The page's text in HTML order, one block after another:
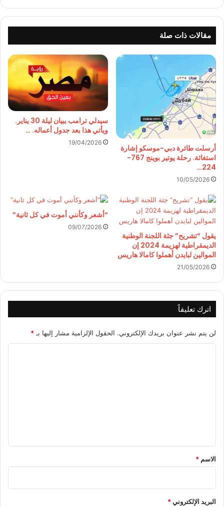
مقالات ذات صلة
أرسلت طائرة دبي-موسكو إشارة
استغاثة. رحلة يوتير بوينج 767-
224…
10/05/2026
سيدلي ترامب ببيان ليلة 30 يناير.
ويأتي هذا بعد جدول أعماله. …
19/04/2026
يقول “تشريح” جثة اللجنة الوطنية
الديمقراطية لهزيمة 2024 إن
الموالين لبايدن أهملوا كامالا هاريس
21/05/2026
“أشعر وكأنني أموت في كل ثانية”
09/07/2026
اترك تعليقاً
لن يتم نشر عنوان بريدك الإلكتروني. الحقول الإلزامية مشار إليها بـ *
*
الاسم *
البريد الإلكتروني*